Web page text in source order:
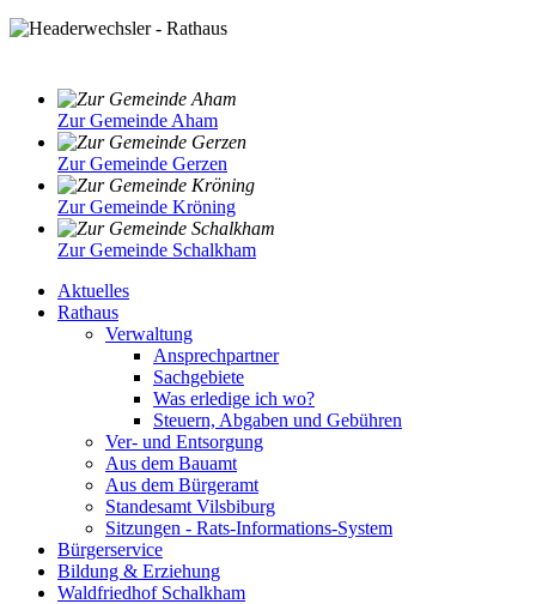
Zur Gemeinde Aham
Zur Gemeinde Gerzen
Zur Gemeinde Kröning
Zur Gemeinde Schalkham
Aktuelles
Rathaus
Verwaltung
Ansprechpartner
Sachgebiete
Was erledige ich wo?
Steuern, Abgaben und Gebühren
Ver- und Entsorgung
Aus dem Bauamt
Aus dem Bürgeramt
Standesamt Vilsbiburg
Sitzungen - Rats-Informations-System
Bürgerservice
Bildung & Erziehung
Waldfriedhof Schalkham